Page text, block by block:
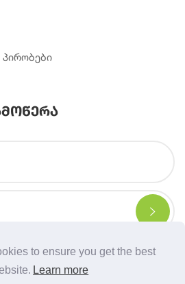
to ensure you get the best
Learn more